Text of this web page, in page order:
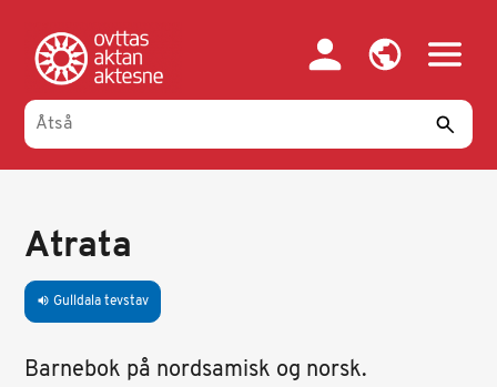
oajvve-
sisadnuj
Atrata
volume_up Gulldala tevstav
Barnebok på nordsamisk og norsk.